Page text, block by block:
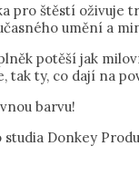
pro štěstí oživuje
umění a
potěší jak
tak ty, co dají na
barvu!
Donkey